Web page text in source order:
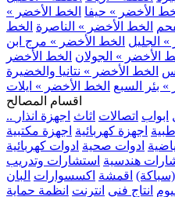
الأخضر » حيفا الخط الأخضر »
الخط الأخضر » الناصرة الخط
» الجليل الخط الأخضر » مرج ابن
الأخضر » الجولان الخط الأخضر
الخط الأخضر » نتانيا والخضيرة
» بئر السبع الخط الأخضر » ايلات
اقسام المصالح
ابواب اتصالات اثاث اجهزة انذار
اجهزة كهربائية اجهزة مكتبية
ادوات صحية ادوات كهربائية
هندسية استشارات وتدريب
اقمشة اكسسوارات البان
انتاج فني انترنت انظمة حماية